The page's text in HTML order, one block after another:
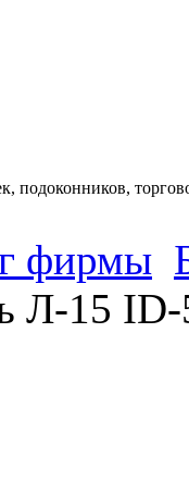
подоконников,
фирмы
Л-15